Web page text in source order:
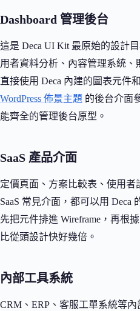
Dashboard 管理後台
這是 Deca UI Kit 最原始的設計
用者資料分析、內容管理系統、
直接使用 Deca 內建的圖表元件
WordPress 佈景主題 的後台介面
能齊全的管理後台原型。
SaaS 產品介面
定價頁面、方案比較表、使用者
SaaS 常見介面，都可以用 Deca
先把元件排進 Wireframe，再根
比從頭設計快好幾倍。
內部工具系統
CRM、ERP、客服工單系統等